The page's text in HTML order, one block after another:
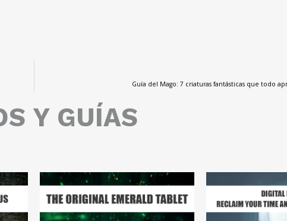
Guía del Mago: 7 criaturas fantásticas que todo
Y GUÍAS